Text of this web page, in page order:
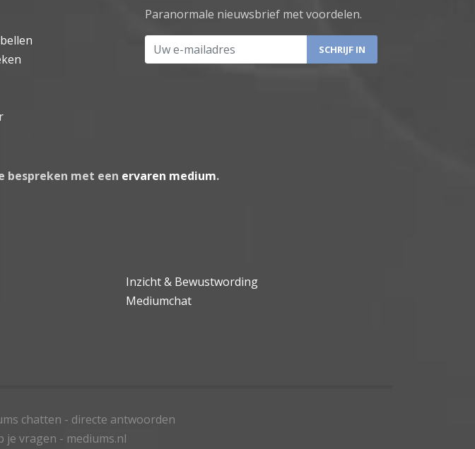
Paranormale nieuwsbrief met voordelen.
Uw e-mailadres
bespreken met een ervaren medium.
Inzicht & Bewustwording
Mediumchat
chatten - directe antwoorden
vragen - mediums.nl